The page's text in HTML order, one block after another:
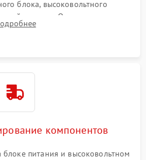
блока, высоковольтного
системы. Осмотр контактов
целостности уплотнительных
компонентов
питания и высоковольтном